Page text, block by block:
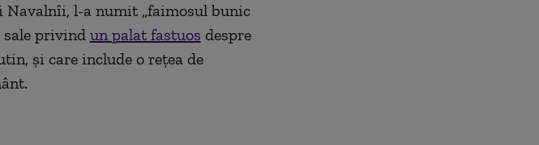
Navalnîi, l-a numit „faimosul bunic
sale privind un palat fastuos despre
și care include o rețea de